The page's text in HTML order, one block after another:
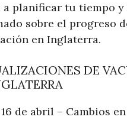
a planificar tu tiempo y
sobre el progreso
en Inglaterra.
DE
16 de abril – Cambios